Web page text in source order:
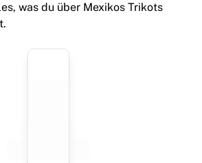
was du über Mexikos Trikots